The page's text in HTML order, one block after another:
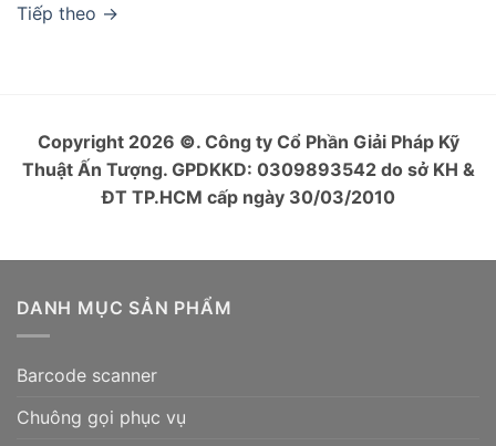
Tiếp theo →
Copyright 2026 ©. Công ty Cổ Phần Giải Pháp Kỹ
Thuật Ấn Tượng. GPDKKD: 0309893542 do sở KH &
ĐT TP.HCM cấp ngày 30/03/2010
DANH MỤC SẢN PHẨM
Barcode scanner
Chuông gọi phục vụ